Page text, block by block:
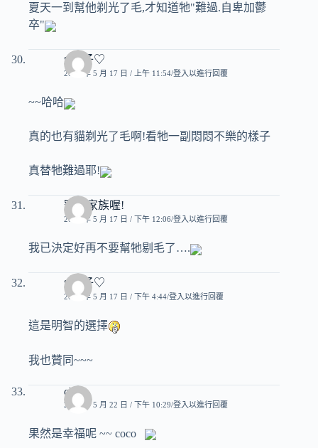
夏天一到幫他剃光了毛,才知道牠"難過.自卑加鬱
卒"
♥玟子♡
2007 年 5 月 17 日 / 上午 11:54 登入以進行回覆
~~哈哈
真的也有貓剃光了毛啊!看牠一副悶悶不樂的樣子
真替牠難過耶!
寵物家族喔!
2007 年 5 月 17 日 / 下午 12:06 登入以進行回覆
我已決定好再不要幫牠剔毛了….
♥玟子♡
2007 年 5 月 17 日 / 下午 4:44 登入以進行回覆
這是明智的選擇
我也贊同~~~
chun
2007 年 5 月 22 日 / 下午 10:29 登入以進行回覆
果然是幸福呢 ~~ coco